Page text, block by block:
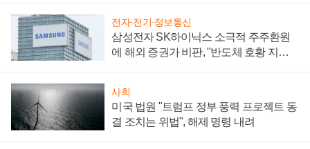
전자·전기·정보통신
삼성전자 SK하이닉스 소극적 주주환원
에 해외 증권가 비판, "반도체 호황 지속
사회
미국 법원 "트럼프 정부 풍력 프로젝트 동
결 조치는 위법", 해제 명령 내려